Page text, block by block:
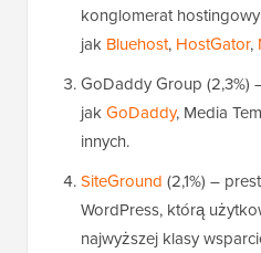
konglomerat
jak Bluehost, HostGator,
GoDaddy Group (2,3%)
jakGoDaddy, Media
innych.
SiteGround (2,1%) –
WordPress, którą
najwyższej klasy